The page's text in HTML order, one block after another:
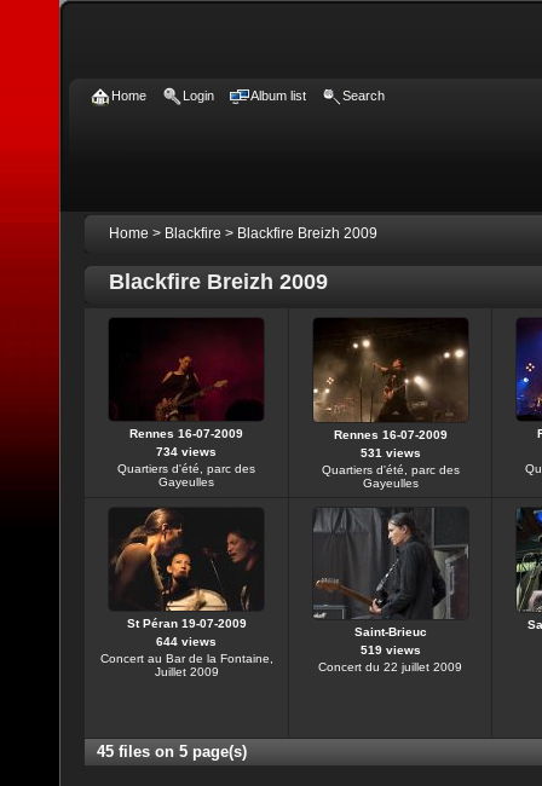
Home Login Album list Search
Home > Blackfire > Blackfire Breizh 2009
Blackfire Breizh 2009
Rennes 16-07-2009
734 views
Quartiers d'été, parc des
Gayeulles
Rennes 16-07-2009
531 views
Quartiers d'été, parc des
Gayeulles
St Péran 19-07-2009
644 views
Concert au Bar de la Fontaine,
Juillet 2009
Saint-Brieuc
519 views
Concert du 22 juillet 2009
45 files on 5 page(s)